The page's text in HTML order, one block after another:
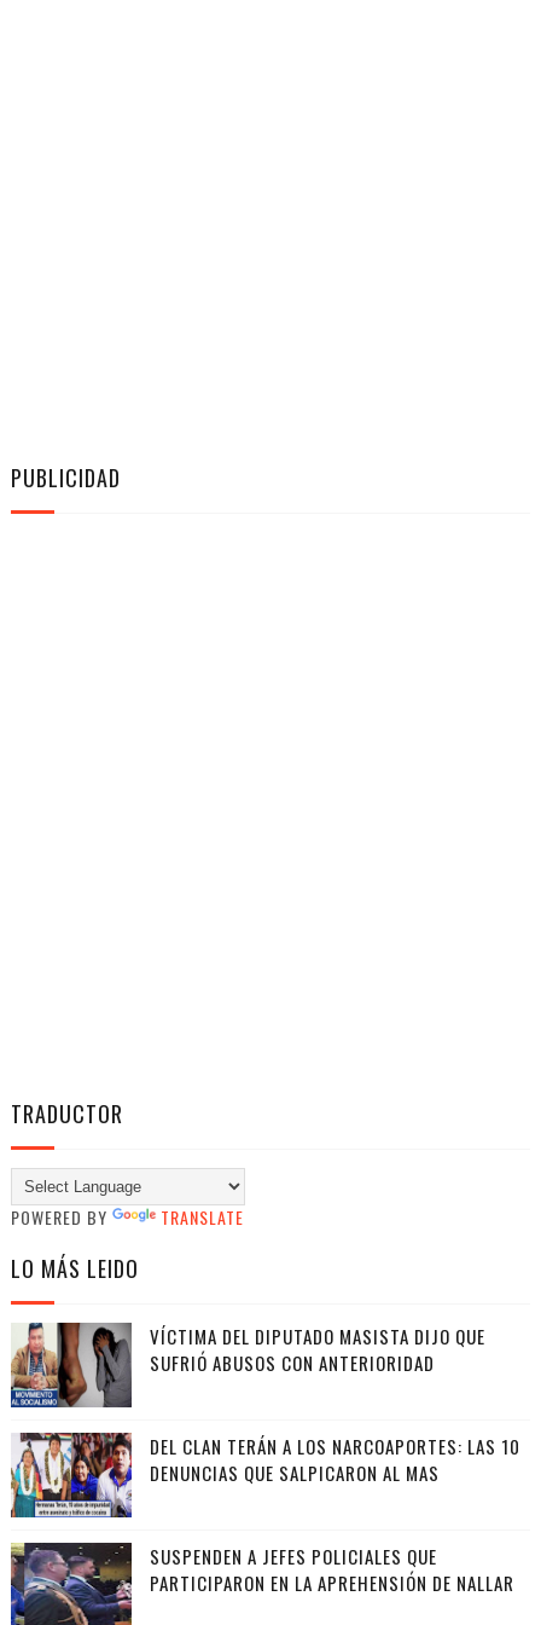
PUBLICIDAD
TRADUCTOR
POWERED BY TRANSLATE
LO MÁS LEIDO
VÍCTIMA DEL DIPUTADO MASISTA DIJO QUE
SUFRIÓ ABUSOS CON ANTERIORIDAD
DEL CLAN TERÁN A LOS NARCOAPORTES: LAS 10
DENUNCIAS QUE SALPICARON AL MAS
SUSPENDEN A JEFES POLICIALES QUE
PARTICIPARON EN LA APREHENSIÓN DE NALLAR